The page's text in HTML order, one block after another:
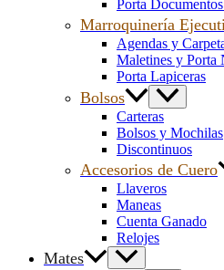
Porta
Marroquinería
Agendas y
Maletines y Porta
Porta Lapiceras
Bolsos
Carteras
Bolsos y Mochilas
Discontinuos
Accesorios de Cuero
Llaveros
Maneas
Cuenta Ganado
Relojes
Mates